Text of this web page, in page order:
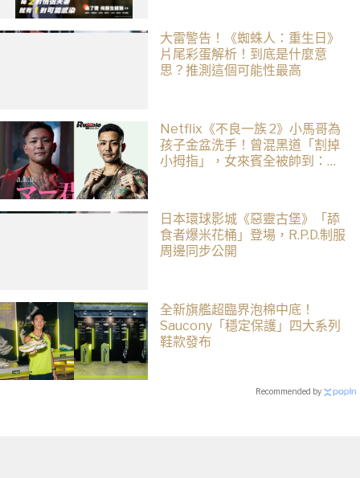
大雷警告！《蜘蛛人：重生日》
片尾彩蛋解析！到底是什麼意
思？推測這個可能性最高
Netflix《不良一族 2》小馬哥為
孩子金盆洗手！曾混黑道「割掉
小拇指」，女來賓全被帥到：超
日本環球影城《惡靈古堡》「舔
食者爆米花桶」登場，R.P.D.制服
周邊同步公開
全新旗艦超臨界泡棉中底！
Saucony「穩定保護」四大系列
鞋款發布
Recommended by